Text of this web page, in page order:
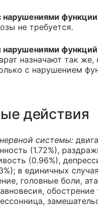
нарушениями
не требуется.
нарушениями функций
назначают так же,
с нарушением
действия
системы:
(1.72%),
(0.96%),
в единичных
головные боли,
обострение